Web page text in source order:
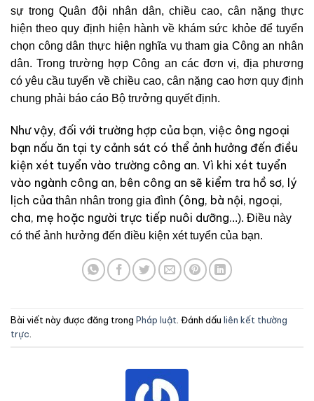
sự trong Quân đội nhân dân, chiều cao, cân nặng thực
hiện theo quy định hiện hành về khám sức khỏe để tuyển
chọn công dân thực hiện nghĩa vụ tham gia Công an nhân
dân. Trong trường hợp Công an các đơn vị, địa phương
có yêu cầu tuyển về chiều cao, cân nặng cao hơn quy định
chung phải báo cáo Bộ trưởng quyết định.
Như vậy, đối với trường hợp của bạn, việc ông ngoại
bạn nấu ăn tại ty cảnh sát có thể ảnh hưởng đến điều
kiện xét tuyển vào trường công an. Vì khi xét tuyển
vào ngành công an, bên công an sẽ kiểm tra hồ sơ, lý
lịch của thân nhân trong gia đình (ông, bà nội, ngoại,
cha, mẹ hoặc ngư­ời trực tiếp nuôi dưỡng...). Điều này
có thể ảnh hưởng đến điều kiện xét tuyển của bạn.
Bài viết này được đăng trong Pháp luật . Đánh dấu liên kết thường
trực